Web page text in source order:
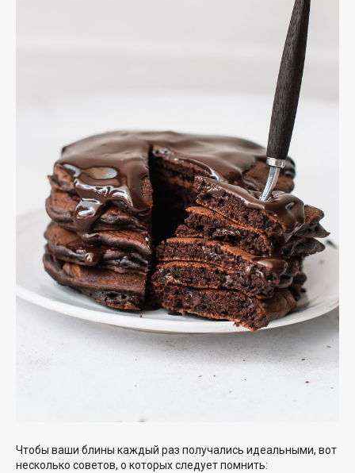
Чтобы ваши блины каждый раз получались идеальными, вот
несколько советов, о которых следует помнить: